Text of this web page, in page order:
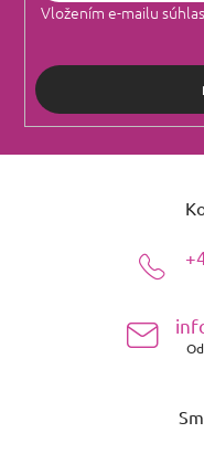
Vložením e-mailu